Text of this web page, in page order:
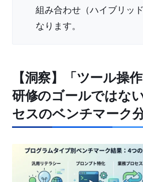
組み合わせ（ハイブリッ
なります。
【洞察】「ツール操
研修のゴールではな
セスのベンチマーク